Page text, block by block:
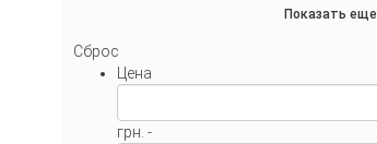
Показать еще
Сброс
Цена
грн. -